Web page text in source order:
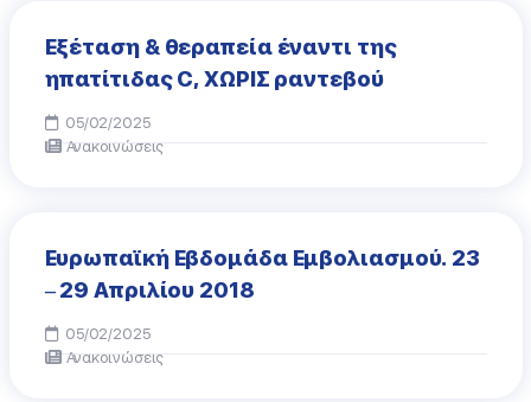
Εξέταση & θεραπεία έναντι της
ηπατίτιδας C, ΧΩΡΙΣ ραντεβού
05/02/2025
Ανακοινώσεις
Ευρωπαϊκή Εβδομάδα Εμβολιασμού. 23
– 29 Απριλίου 2018
05/02/2025
Ανακοινώσεις